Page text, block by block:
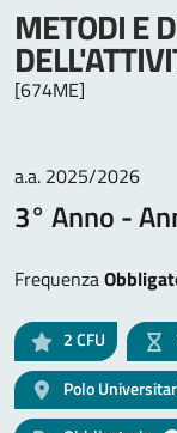
METODI E
[674ME]
a.a. 2025/2026
3° Anno -
Frequenza
2CFU
Polo